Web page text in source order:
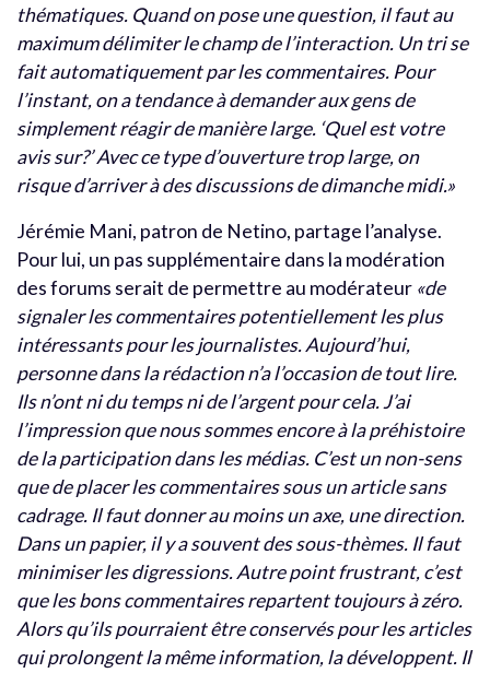
thématiques. Quand on pose une question, il faut au
maximum délimiter le champ de l’interaction. Un tri se
fait automatiquement par les commentaires. Pour
l’instant, on a tendance à demander aux gens de
simplement réagir de manière large. ‘Quel est votre
avis sur?’ Avec ce type d’ouverture trop large, on
risque d’arriver à des discussions de dimanche midi.»
Jérémie Mani, patron de Netino, partage l’analyse.
Pour lui, un pas supplémentaire dans la modération
des forums serait de permettre au modérateur «de
signaler les commentaires potentiellement les plus
intéressants pour les journalistes. Aujourd’hui,
personne dans la rédaction n’a l’occasion de tout lire.
Ils n’ont ni du temps ni de l’argent pour cela. J’ai
l’impression que nous sommes encore à la préhistoire
de la participation dans les médias. C’est un non-sens
que de placer les commentaires sous un article sans
cadrage. Il faut donner au moins un axe, une direction.
Dans un papier, il y a souvent des sous-thèmes. Il faut
minimiser les digressions. Autre point frustrant, c’est
que les bons commentaires repartent toujours à zéro.
Alors qu’ils pourraient être conservés pour les articles
qui prolongent la même information, la développent. Il